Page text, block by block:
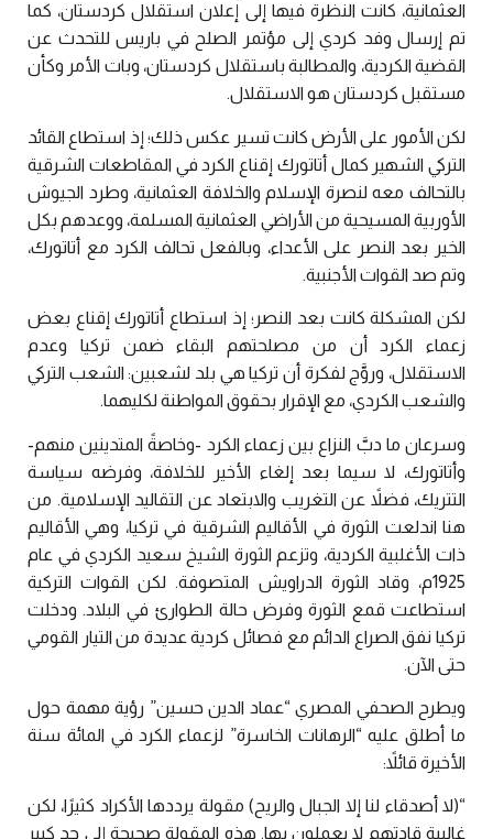
العثمانية، كانت النظرة فيها إلى إعلان استقلال كردستان، كما
تم إرسال وفد كردي إلى مؤتمر الصلح في باريس للتحدث عن
القضية الكردية، والمطالبة باستقلال كردستان، وبات الأمر وكأن
مستقبل كردستان هو الاستقلال.
لكن الأمور على الأرض كانت تسير عكس ذلك؛ إذ استطاع القائد
التركي الشهير كمال أتاتورك إقناع الكرد في المقاطعات الشرقية
بالتحالف معه لنصرة الإسلام والخلافة العثمانية، وطرد الجيوش
الأوربية المسيحية من الأراضي العثمانية المسلمة، ووعدهم بكل
الخير بعد النصر على الأعداء، وبالفعل تحالف الكرد مع أتاتورك،
وتم صد القوات الأجنبية.
لكن المشكلة كانت بعد النصر؛ إذ استطاع أتاتورك إقناع بعض
زعماء الكرد أن من مصلحتهم البقاء ضمن تركيا وعدم
الاستقلال، وروَّج لفكرة أن تركيا هي بلد لشعبين: الشعب التركي
والشعب الكردي، مع الإقرار بحقوق المواطنة لكليهما.
وسرعان ما دبَّ النزاع بين زعماء الكرد -وخاصةً المتدينين منهم-
وأتاتورك، لا سيما بعد إلغاء الأخير للخلافة، وفرضه سياسة
التتريك، فضلاً عن التغريب والابتعاد عن التقاليد الإسلامية. من
هنا اندلعت الثورة في الأقاليم الشرقية في تركيا، وهي الأقاليم
ذات الأغلبية الكردية، وتزعم الثورة الشيخ سعيد الكردي في عام
1925م، وقاد الثورة الدراويش المتصوفة. لكن القوات التركية
استطاعت قمع الثورة وفرض حالة الطوارئ في البلاد. ودخلت
تركيا نفق الصراع الدائم مع فصائل كردية عديدة من التيار القومي
حتى الآن.
ويطرح الصحفي المصري “عماد الدين حسين” رؤية مهمة حول
ما أطلق عليه “الرهانات الخاسرة” لزعماء الكرد في المائة سنة
الأخيرة قائلاً:
“(لا أصدقاء لنا إلا الجبال والريح) مقولة يرددها الأكراد كثيرًا، لكن
غالبية قادتهم لا يعملون بها. هذه المقولة صحيحة إلى حدٍ كبير